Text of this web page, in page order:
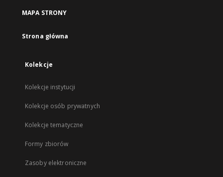
MAPA STRONY
Strona główna
Kolekcje
Kolekcje instytucji
Kolekcje osób prywatnych
Kolekcje tematyczne
Formy zbiorów
Zasoby elektroniczne